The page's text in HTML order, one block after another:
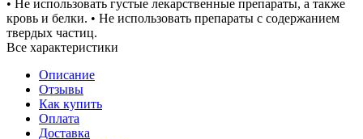
• Не использовать густые лекарственные препараты, а также
кровь и белки. • Не использовать препараты с содержанием
твердых частиц.
Все характеристики
Описание
Отзывы
Как купить
Оплата
Доставка